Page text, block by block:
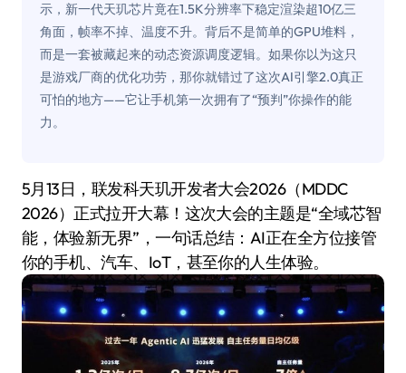
示，新一代天玑芯片竟在1.5K分辨率下稳定渲染超10亿三
角面，帧率不掉、温度不升。背后不是简单的GPU堆料，
而是一套被藏起来的动态资源调度逻辑。如果你以为这只
是游戏厂商的优化功劳，那你就错过了这次AI引擎2.0真正
可怕的地方——它让手机第一次拥有了“预判”你操作的能
力。
5月13日，联发科天玑开发者大会2026（MDDC
2026）正式拉开大幕！这次大会的主题是“全域芯智
能，体验新无界”，一句话总结：AI正在全方位接管
你的手机、汽车、IoT，甚至你的人生体验。